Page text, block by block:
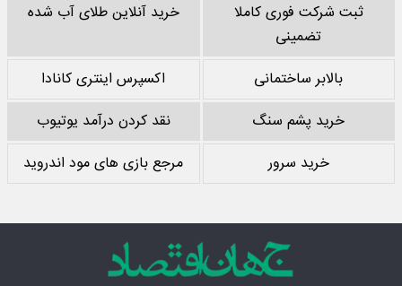
ثبت شرکت فوری کاملا
تضمینی
خرید آنلاین طلای آب شده
بالابر ساختمانی
اکسپرس اینتری کانادا
خرید پشم سنگ
نقد کردن درآمد یوتیوب
خرید سرور
مرجع بازی های مود اندروید